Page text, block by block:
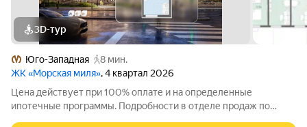
3D-тур
Юго-Западная
8 мин.
ЖК «Морская миля», 4 квартал 2026
Цена действует при 100% оплате и на определенные
ипотечные программы. Подробности в отделе продаж по